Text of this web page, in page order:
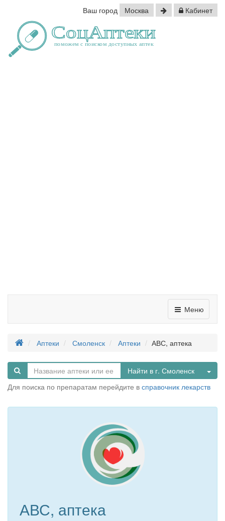
Ваш город Москва Кабинет
Меню
Аптеки Смоленск Аптеки АВС, аптека
Найти в г. Смоленск
Для поиска по препаратам перейдите в справочник лекарств
АВС, аптека